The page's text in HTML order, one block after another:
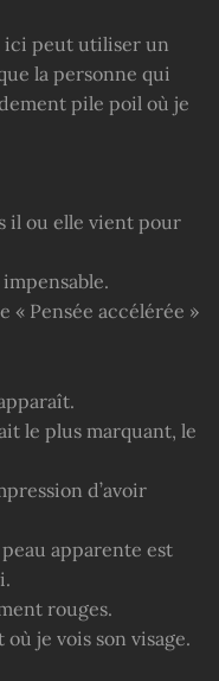
ici peut utiliser un
la personne qui
pile poil où je
il ou elle vient pour
« Pensée accélérée »
le plus marquant, le
d’avoir
apparente est
rouges.
je vois son visage.